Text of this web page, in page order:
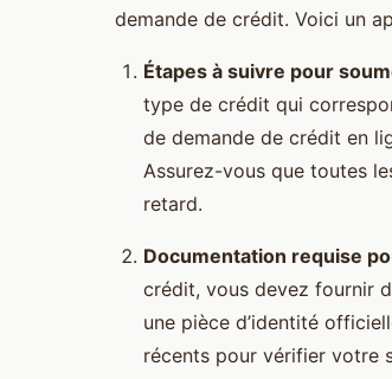
demande de crédit. Voici un
Étapes à suivre pour
type de crédit qui
de demande de crédit en
Assurez-vous que toutes
retard.
Documentation requise
crédit, vous devez fournir
une pièce d’identité
récents pour vérifier votre